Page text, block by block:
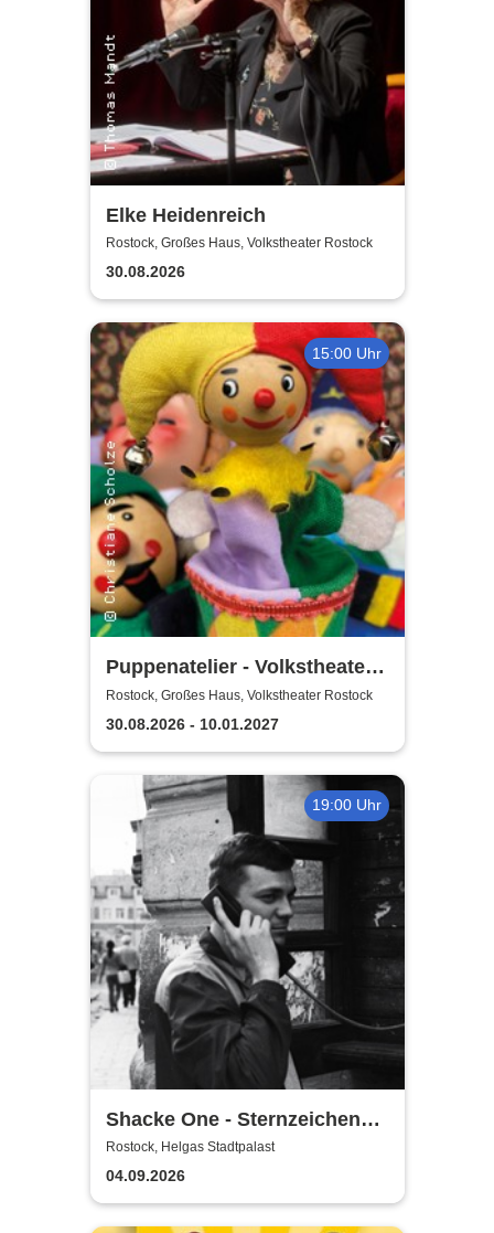
Elke Heidenreich
Rostock, Großes Haus, Volkstheater Rostock
30.08.2026
15:00 Uhr
Puppenatelier - Volkstheater
Rostock
Rostock, Großes Haus, Volkstheater Rostock
30.08.2026 - 10.01.2027
19:00 Uhr
Shacke One - Sternzeichen
Boss Tour
Rostock, Helgas Stadtpalast
04.09.2026